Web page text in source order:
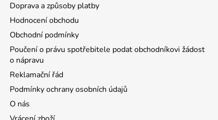
Doprava a způsoby platby
Hodnocení obchodu
Obchodní podmínky
Poučení o právu spotřebitele podat obchodníkovi žádost
o nápravu
Reklamační řád
Podmínky ochrany osobních údajů
O nás